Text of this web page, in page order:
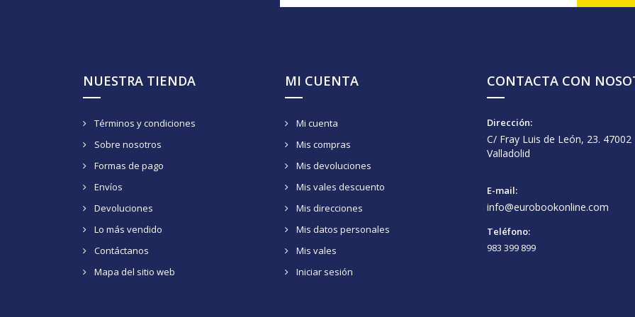
NUESTRA TIENDA
Términos y condiciones
Sobre nosotros
Formas de pago
Envíos
Devoluciones
Lo más vendido
Contáctanos
Mapa del sitio web
MI CUENTA
Mi cuenta
Mis compras
Mis devoluciones
Mis vales descuento
Mis direcciones
Mis datos personales
Mis vales
Iniciar sesión
CONTACTA CON
Dirección:
C/ Fray Luis de León, 23. 47002
Valladolid
E-mail:
info@eurobookonline.com
Teléfono:
983 399 899